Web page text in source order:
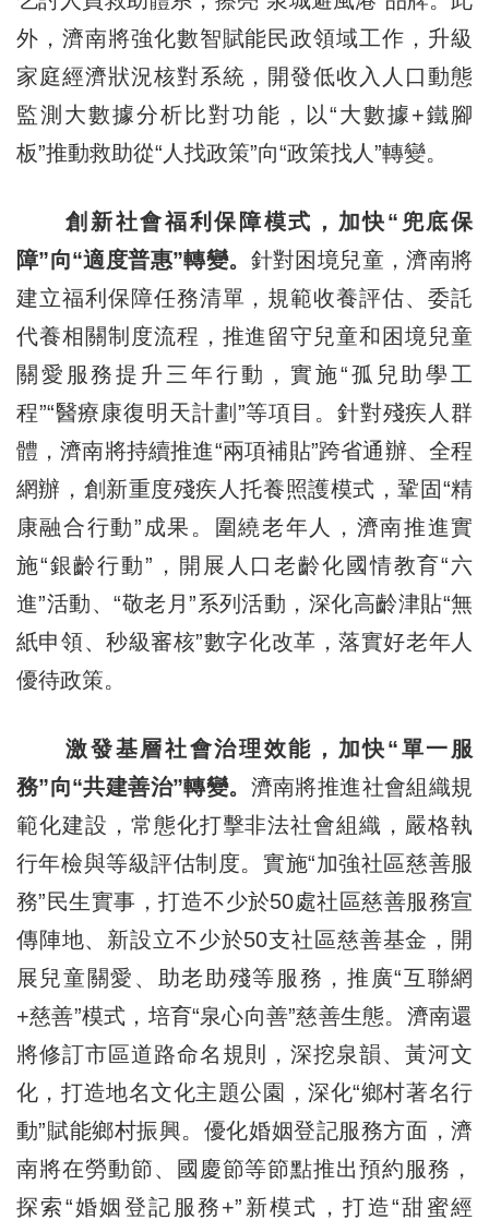
外，濟南將強化數智賦能民政領域工作，升級
家庭經濟狀況核對系統，開發低收入人口動態
監測大數據分析比對功能，以“大數據+鐵腳
板”推動救助從“人找政策”向“政策找人”轉變。
創新社會福利保障模式，加快“兜底保
障”向“適度普惠”轉變。 針對困境兒童，濟南將
建立福利保障任務清單，規範收養評估、委託
代養相關制度流程，推進留守兒童和困境兒童
關愛服務提升三年行動，實施“孤兒助學工
程”“醫療康復明天計劃”等項目。針對殘疾人群
體，濟南將持續推進“兩項補貼”跨省通辦、全程
網辦，創新重度殘疾人托養照護模式，鞏固“精
康融合行動”成果。圍繞老年人，濟南推進實
施“銀齡行動”，開展人口老齡化國情教育“六
進”活動、“敬老月”系列活動，深化高齡津貼“無
紙申領、秒級審核”數字化改革，落實好老年人
優待政策。
激發基層社會治理效能，加快“單一服
務”向“共建善治”轉變。 濟南將推進社會組織規
範化建設，常態化打擊非法社會組織，嚴格執
行年檢與等級評估制度。實施“加強社區慈善服
務”民生實事，打造不少於50處社區慈善服務宣
傳陣地、新設立不少於50支社區慈善基金，開
展兒童關愛、助老助殘等服務，推廣“互聯網
+慈善”模式，培育“泉心向善”慈善生態。濟南還
將修訂市區道路命名規則，深挖泉韻、黃河文
化，打造地名文化主題公園，深化“鄉村著名行
動”賦能鄉村振興。優化婚姻登記服務方面，濟
南將在勞動節、國慶節等節點推出預約服務，
探索“婚姻登記服務+”新模式，打造“甜蜜經